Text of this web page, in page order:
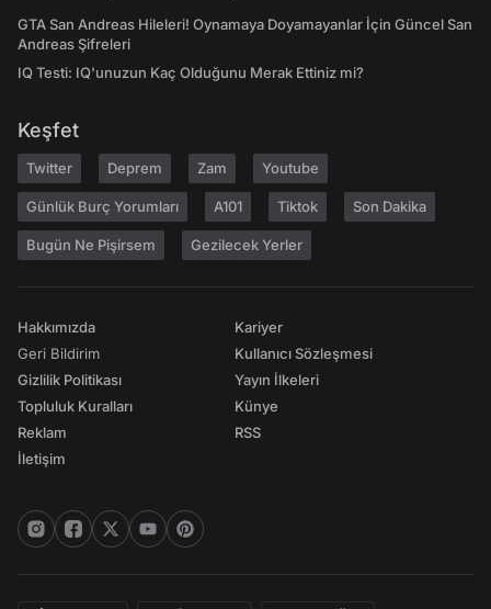
GTA San Andreas Hileleri! Oynamaya Doyamayanlar İçin Güncel San
Andreas Şifreleri
IQ Testi: IQ'unuzun Kaç Olduğunu Merak Ettiniz mi?
Keşfet
Twitter Deprem Zam Youtube
Günlük Burç Yorumları A101 Tiktok Son Dakika
Bugün Ne Pişirsem Gezilecek Yerler
Hakkımızda
Geri Bildirim
Gizlilik Politikası
Topluluk Kuralları
Reklam
İletişim
Kariyer
Kullanıcı Sözleşmesi
Yayın İlkeleri
Künye
RSS